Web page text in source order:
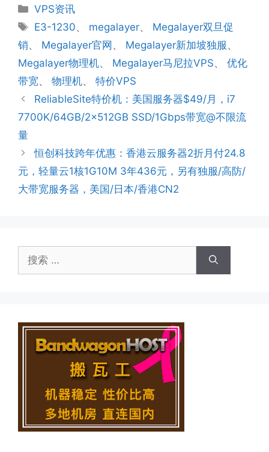
分
类
VPS资讯
标
签
E3-1230、 megalayer、 Megalayer双旦促
销、 Megalayer官网 、 Megalayer新加坡独服 、
Megalayer物理机、 Megalayer马尼拉VPS、 优化
带宽、 物理机、 特价VPS
ReliableSite特价机：美国服务器$49/月，i7
7700K/64GB/2x512GB SSD/1Gbps带宽@不限流
量
恒创科技跨年优惠：香港云服务器2折月付24.8
元，轻量云1核1G10M 3年436元，另有独服/高防/
大带宽服务器，美国/日本/香港CN2
索：